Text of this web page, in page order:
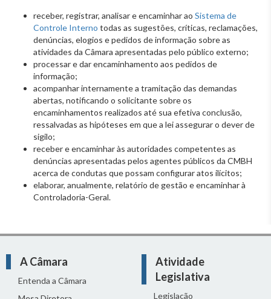
receber, registrar, analisar e encaminhar ao Sistema de
Controle Interno todas as sugestões, críticas, reclamações,
denúncias, elogios e pedidos de informação sobre as
atividades da Câmara apresentadas pelo público externo;
processar e dar encaminhamento aos pedidos de
informação;
acompanhar internamente a tramitação das demandas
abertas, notificando o solicitante sobre os
encaminhamentos realizados até sua efetiva conclusão,
ressalvadas as hipóteses em que a lei assegurar o dever de
sigilo;
receber e encaminhar às autoridades competentes as
denúncias apresentadas pelos agentes públicos da CMBH
acerca de condutas que possam configurar atos ilícitos;
elaborar, anualmente, relatório de gestão e encaminhar à
Controladoria-Geral.
A Câmara
Entenda a Câmara
Atividade
Legislativa
Legislação